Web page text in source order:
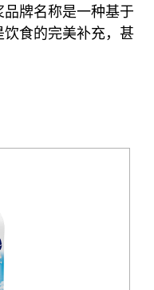
牌名称是一种基于
食的完美补充，甚